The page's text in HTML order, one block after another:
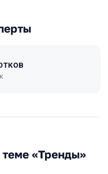
«Тренды»